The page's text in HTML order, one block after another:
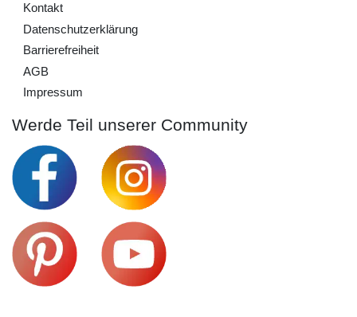
Kontakt
Daten­schutz­erklärung
Barrierefreiheit
AGB
Impressum
Werde Teil unserer Community